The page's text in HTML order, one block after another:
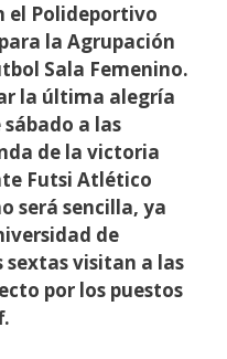
el Polideportivo
la Agrupación
Sala Femenino.
la última alegría
a las
de la victoria
Futsi Atlético
será sencilla, ya
de
sextas visitan a las
por los puestos